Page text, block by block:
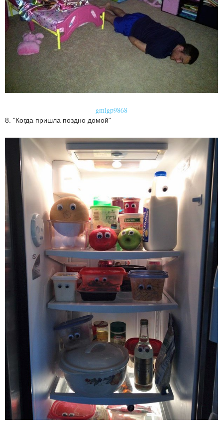
gmlgp9868
8. "Когда пришла поздно домой"